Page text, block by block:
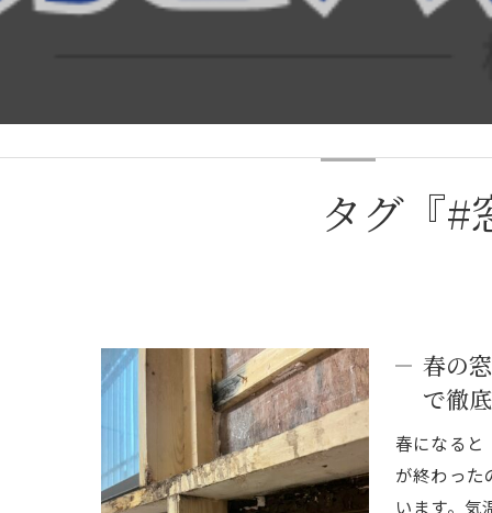
タグ『#
春の
で徹
春になると
が終わった
います。気